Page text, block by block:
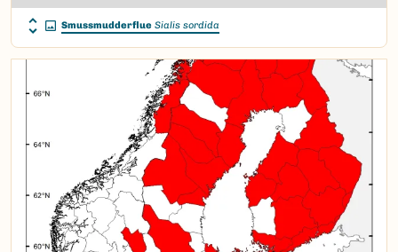
Smussmudderflue Sialis sordida